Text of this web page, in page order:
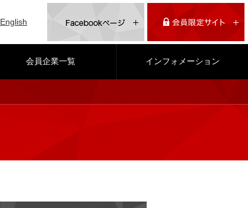
English
会員企業一覧 インフォメーション